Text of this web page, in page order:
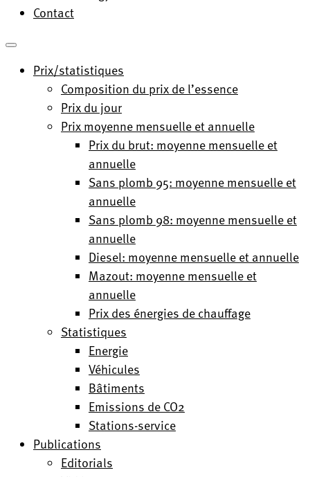
Contact
Prix/statistiques
Composition du prix de l’essence
Prix du jour
Prix moyenne mensuelle et annuelle
Prix du brut: moyenne mensuelle et
annuelle
Sans plomb 95: moyenne mensuelle et
annuelle
Sans plomb 98: moyenne mensuelle et
annuelle
Diesel: moyenne mensuelle et annuelle
Mazout: moyenne mensuelle et
annuelle
Prix des énergies de chauffage
Statistiques
Energie
Véhicules
Bâtiments
Emissions de CO2
Stations-service
Publications
Editorials